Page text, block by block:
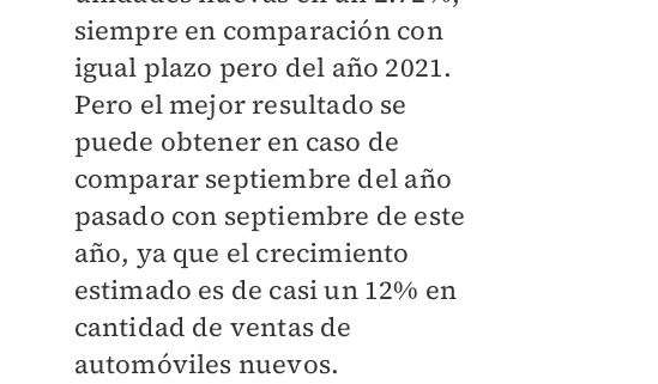
siempre en comparación con
igual plazo pero del año 2021.
Pero el mejor resultado se
puede obtener en caso de
comparar septiembre del año
pasado con septiembre de este
año, ya que el crecimiento
estimado es de casi un 12% en
cantidad de ventas de
automóviles nuevos.